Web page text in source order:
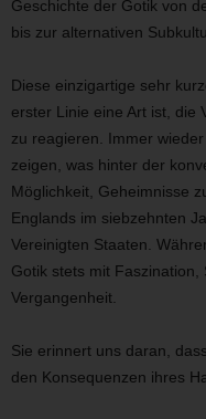
Geschichte der Gotik von
bis zur alternativen
Diese einzigartige sehr
erster Linie eine Art ist, die
zu reagieren. Immer
zeigen, was hinter der
Möglichkeit, Geheimnisse
Englands im siebzehnten
Vereinigten Staaten.
Gotik stets mit
Vergangenheit.
Sie erinnert uns daran,
den Konsequenzen ihres